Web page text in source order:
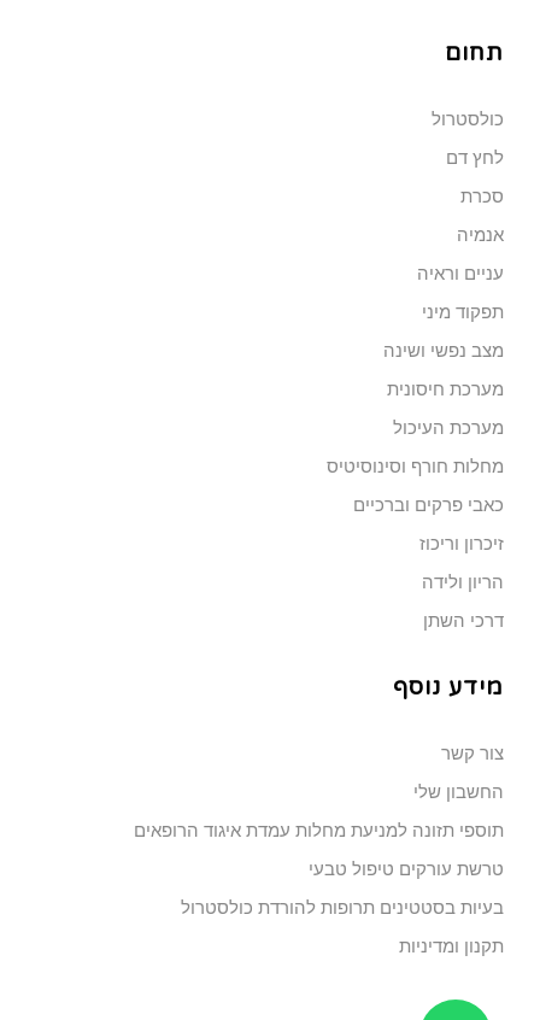
תחום
כולסטרול
לחץ דם
סכרת
אנמיה
עניים וראיה
תפקוד מיני
מצב נפשי ושינה
מערכת חיסונית
מערכת העיכול
מחלות חורף וסינוסיטיס
כאבי פרקים וברכיים
זיכרון וריכוז
הריון ולידה
דרכי השתן
מידע נוסף
צור קשר
החשבון שלי
תוספי תזונה למניעת מחלות עמדת איגוד הרופאים
טרשת עורקים טיפול טבעי
בעיות בסטטינים תרופות להורדת כולסטרול
תקנון ומדיניות